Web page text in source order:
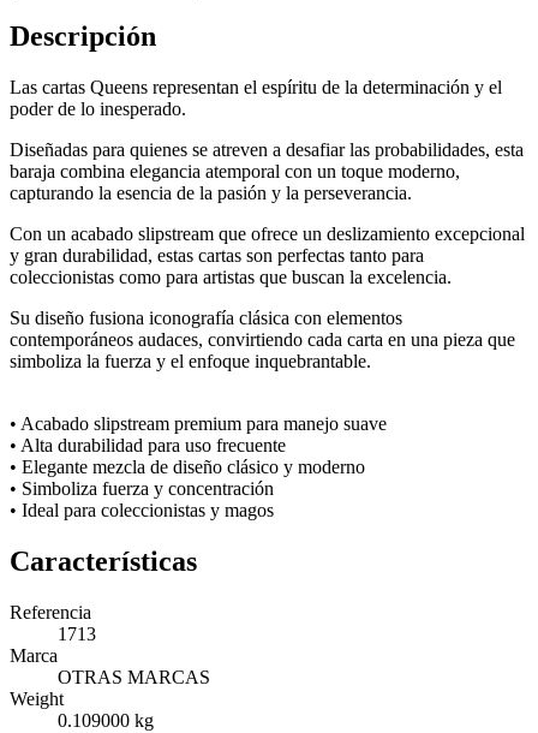
Descripción
Las cartas Queens representan el espíritu de la determinación y el
poder de lo inesperado.
Diseñadas para quienes se atreven a desafiar las probabilidades, esta
baraja combina elegancia atemporal con un toque moderno,
capturando la esencia de la pasión y la perseverancia.
Con un acabado slipstream que ofrece un deslizamiento excepcional
y gran durabilidad, estas cartas son perfectas tanto para
coleccionistas como para artistas que buscan la excelencia.
Su diseño fusiona iconografía clásica con elementos
contemporáneos audaces, convirtiendo cada carta en una pieza que
simboliza la fuerza y el enfoque inquebrantable.
• Acabado slipstream premium para manejo suave
• Alta durabilidad para uso frecuente
• Elegante mezcla de diseño clásico y moderno
• Simboliza fuerza y concentración
• Ideal para coleccionistas y magos
Características
Referencia
1713
Marca
OTRAS MARCAS
Weight
0.109000 kg